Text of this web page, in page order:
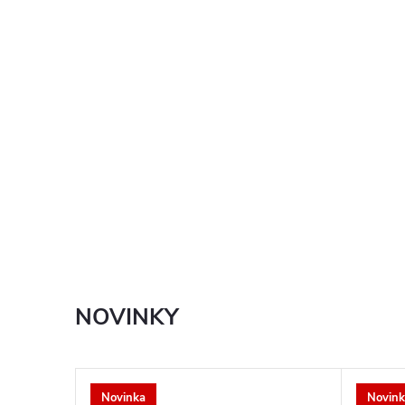
NOVINKY
Novinka